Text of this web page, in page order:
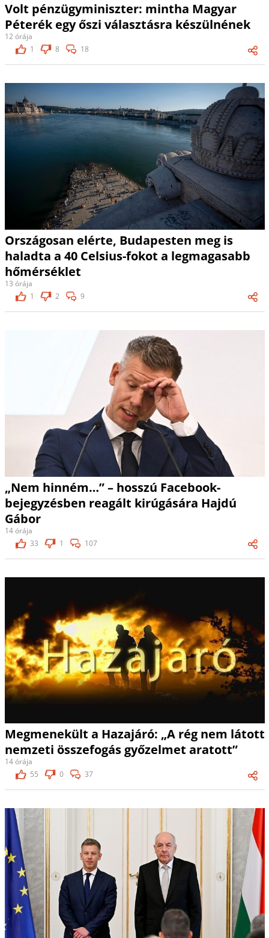
Volt pénzügyminiszter: mintha Magyar
Péterék egy őszi választásra készülnének
12 órája
1
8 18
Országosan elérte, Budapesten meg is
haladta a 40 Celsius-fokot a legmagasabb
hőmérséklet
13 órája
1
2 9
„Nem hinném…” – hosszú Facebook-
bejegyzésben reagált kirúgására Hajdú
Gábor
14 órája
33
1 107
Megmenekült a Hazajáró: „A rég nem látott
nemzeti összefogás győzelmet aratott”
14 órája
55
0 37